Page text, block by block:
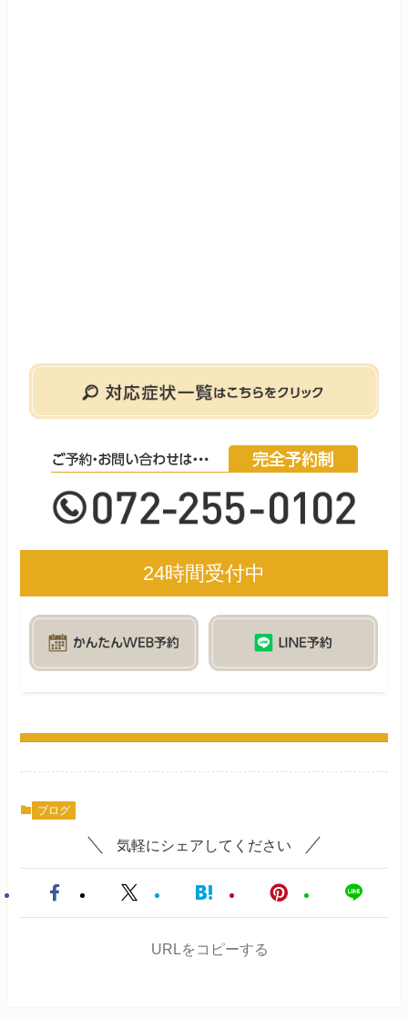
24時間受付中
ブログ
気軽にシェアしてください
URLをコピーする